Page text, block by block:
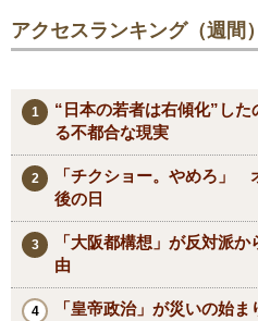
アクセスランキング（週間）
“日本の若者は右傾化”し
る不都合な現実
「チクショー。やめろ」
後の日
「大阪都構想」が反対派
由
「皇帝政治」が災いの始